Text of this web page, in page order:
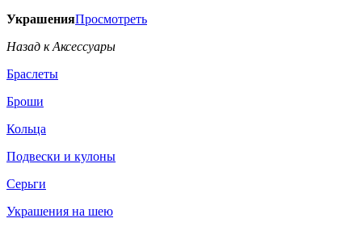
УкрашенияПросмотреть
Назад к Аксессуары
Браслеты
Броши
Кольца
Подвески и кулоны
Серьги
Украшения на шею